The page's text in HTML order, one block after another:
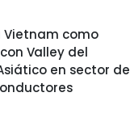
Vietnam como
Valley del
en sector de